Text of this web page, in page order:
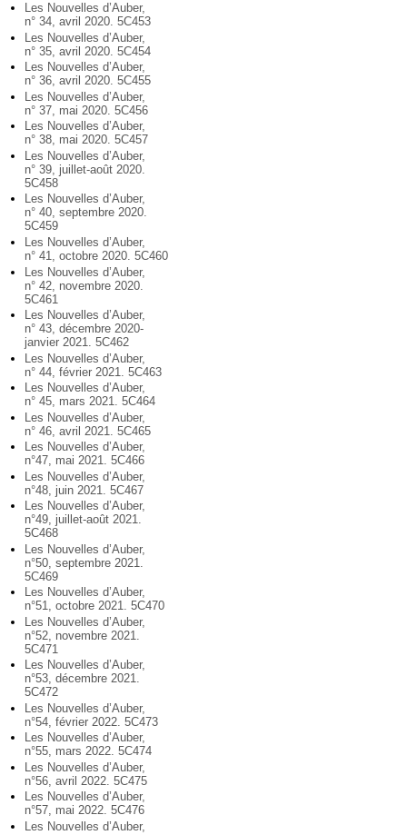
Les Nouvelles d’Auber,
n° 34, avril 2020. 5C453
Les Nouvelles d’Auber,
n° 35, avril 2020. 5C454
Les Nouvelles d’Auber,
n° 36, avril 2020. 5C455
Les Nouvelles d’Auber,
n° 37, mai 2020. 5C456
Les Nouvelles d’Auber,
n° 38, mai 2020. 5C457
Les Nouvelles d’Auber,
n° 39, juillet-août 2020.
5C458
Les Nouvelles d’Auber,
n° 40, septembre 2020.
5C459
Les Nouvelles d’Auber,
n° 41, octobre 2020. 5C460
Les Nouvelles d’Auber,
n° 42, novembre 2020.
5C461
Les Nouvelles d’Auber,
n° 43, décembre 2020-
janvier 2021. 5C462
Les Nouvelles d’Auber,
n° 44, février 2021. 5C463
Les Nouvelles d’Auber,
n° 45, mars 2021. 5C464
Les Nouvelles d’Auber,
n° 46, avril 2021. 5C465
Les Nouvelles d’Auber,
n°47, mai 2021. 5C466
Les Nouvelles d’Auber,
n°48, juin 2021. 5C467
Les Nouvelles d’Auber,
n°49, juillet-août 2021.
5C468
Les Nouvelles d’Auber,
n°50, septembre 2021.
5C469
Les Nouvelles d’Auber,
n°51, octobre 2021. 5C470
Les Nouvelles d’Auber,
n°52, novembre 2021.
5C471
Les Nouvelles d’Auber,
n°53, décembre 2021.
5C472
Les Nouvelles d’Auber,
n°54, février 2022. 5C473
Les Nouvelles d’Auber,
n°55, mars 2022. 5C474
Les Nouvelles d’Auber,
n°56, avril 2022. 5C475
Les Nouvelles d’Auber,
n°57, mai 2022. 5C476
Les Nouvelles d’Auber,